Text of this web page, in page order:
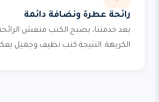
رائحة عطرة ونضافة دائمة
بعد خدمتنا، يصبح الكنب منعش الرائحة
الكريهة. النتيجة كنب نظيف وجميل